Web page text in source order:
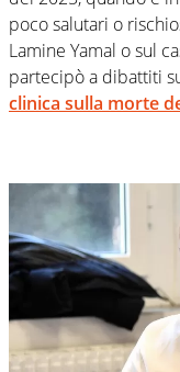
poco salutari o
Lamine Yamal o sul
partecipò a dibattiti
clinica sulla morte